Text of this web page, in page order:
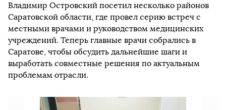
Владимир Островский посетил несколько районов
Саратовской области, где провел серию встреч с
местными врачами и руководством медицинских
учреждений. Теперь главные врачи собрались в
Саратове, чтобы обсудить дальнейшие шаги и
выработать совместные решения по актуальным
проблемам отрасли.